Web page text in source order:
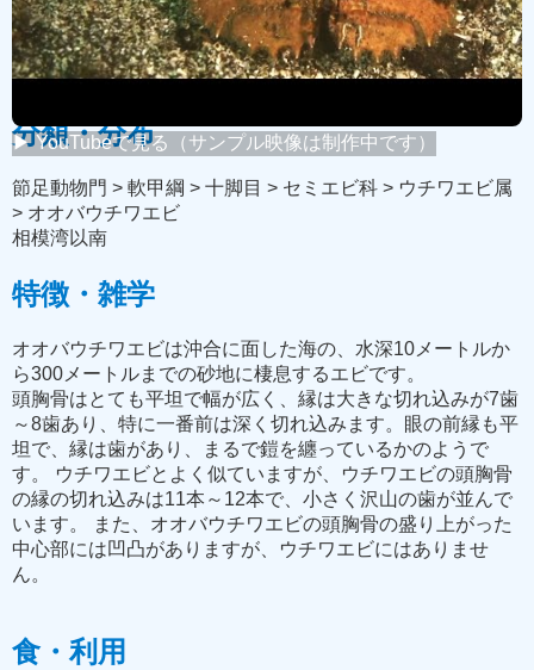
▶ YouTubeで見る（サンプル映像は制作中です）
コーデック：H264-MPEG4AVC
解像度：1920x1080
フレームレート：59.94
分類・分布
節足動物門 > 軟甲綱 > 十脚目 > セミエビ科 > ウチワエビ属
> オオバウチワエビ
相模湾以南
特徴・雑学
オオバウチワエビは沖合に面した海の、水深10メートルか
ら300メートルまでの砂地に棲息するエビです。
頭胸骨はとても平坦で幅が広く、縁は大きな切れ込みが7歯
～8歯あり、特に一番前は深く切れ込みます。眼の前縁も平
坦で、縁は歯があり、まるで鎧を纏っているかのようで
す。 ウチワエビとよく似ていますが、ウチワエビの頭胸骨
の縁の切れ込みは11本～12本で、小さく沢山の歯が並んで
います。 また、オオバウチワエビの頭胸骨の盛り上がった
中心部には凹凸がありますが、ウチワエビにはありませ
ん。
食・利用